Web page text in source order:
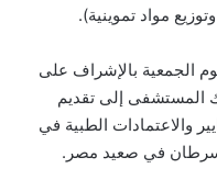
مواد تموينية).
الجمعية بالإشراف على
المستشفى إلى تقديم
والاعتمادات الطبية في
في صعيد مصر.